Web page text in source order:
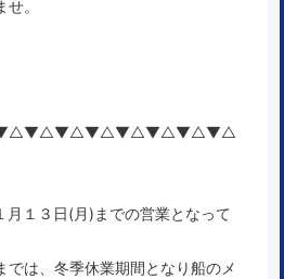
。
月１３日(月)までの営業となって
では、冬季休業期間となり船のメ